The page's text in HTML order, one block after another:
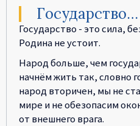
Государство…
Государство - это сила,
Родина не устоит.
Народ больше, чем
начнём жить так, словно
народ вторичен, мы не
мире и не обезопасим
от внешнего врага.